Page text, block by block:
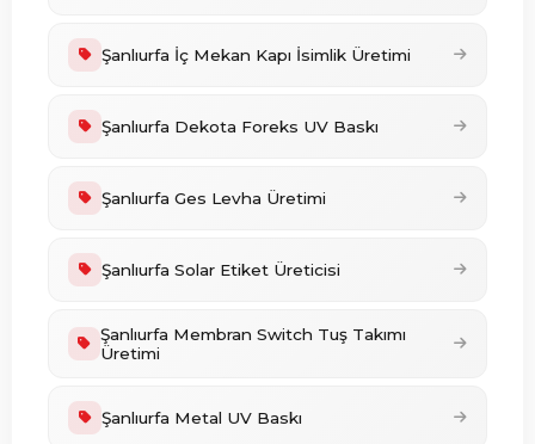
Şanlıurfa İç Mekan Kapı İsimlik Üretimi
Şanlıurfa Dekota Foreks UV Baskı
Şanlıurfa Ges Levha Üretimi
Şanlıurfa Solar Etiket Üreticisi
Şanlıurfa Membran Switch Tuş Takımı
Üretimi
Şanlıurfa Metal UV Baskı